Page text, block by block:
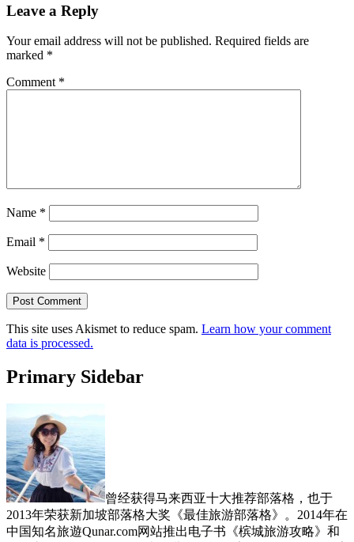
Leave a Reply
Your email address will not be published. Required fields are
marked *
Comment *
Name *
Email *
Website
This site uses Akismet to reduce spam. Learn how your comment
data is processed.
Primary Sidebar
曾经获得马来西亚十大推荐部落格，也于
2013年荣获新加坡部落格大奖《最佳旅游部落格》。2014年在
中国知名旅遊Qunar.com网站推出电子书《槟城旅游攻略》和